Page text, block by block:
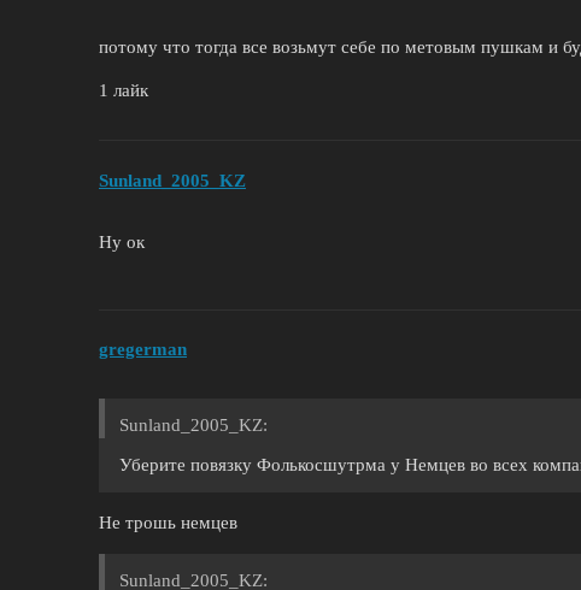
потому что тогда все возьмут себе по метовым пушкам и
1 лайк
Sunland_2005_KZ
Ну ок
gregerman
Sunland_2005_KZ:
Уберите повязку Фолькосшутрма у Немцев во всех
Не трошь немцев
Sunland_2005_KZ: